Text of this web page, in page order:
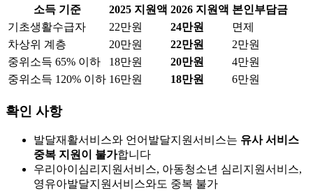
소득 기준 2025 지원액 2026 지원액 본인부담금
기초생활수급자
22만원 24만원
면제
차상위 계층
20만원 22만원
2만원
중위소득 65% 이하
18만원 20만원
4만원
중위소득 120% 이하 16만원 18만원 6만원
확인 사항
발달재활서비스와 언어발달지원서비스는 유사 서비스
중복 지원이 불가합니다
우리아이심리지원서비스, 아동청소년 심리지원서비스,
영유아발달지원서비스와도 중복 불가